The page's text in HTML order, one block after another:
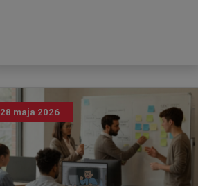
28 maja 2026